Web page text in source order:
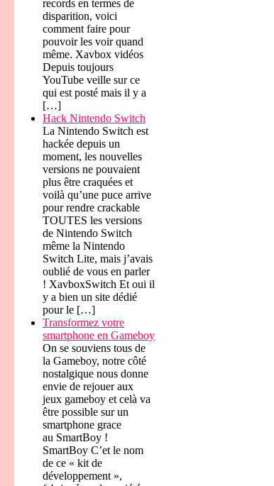
records en termes de
disparition, voici
comment faire pour
pouvoir les voir quand
même. Xavbox vidéos
Depuis toujours
YouTube veille sur ce
qui est posté mais il y a
[…]
Hack Nintendo Switch
La Nintendo Switch est
hackée depuis un
moment, les nouvelles
versions ne pouvaient
plus être craquées et
voilà qu’une puce arrive
pour rendre crackable
TOUTES les versions
de Nintendo Switch
même la Nintendo
Switch Lite, mais j’avais
oublié de vous en parler
! XavboxSwitch Et oui il
y a bien un site dédié
pour le […]
Transformez votre
smartphone en Gameboy
On se souviens tous de
la Gameboy, notre côté
nostalgique nous donne
envie de rejouer aux
jeux gameboy et celà va
être possible sur un
smartphone grace
au SmartBoy !
SmartBoy C’et le nom
de ce « kit de
développement »,